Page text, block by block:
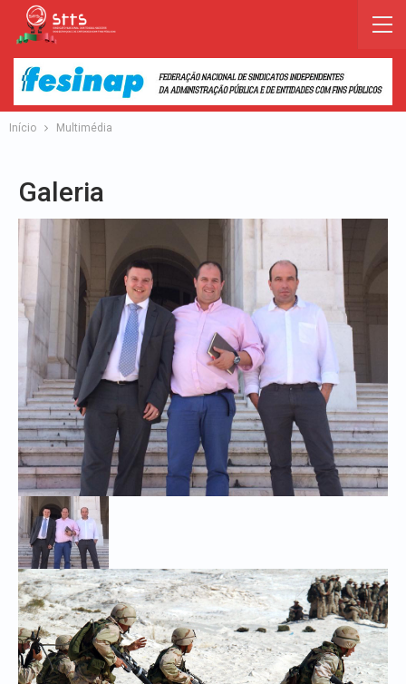
Início Multimédia
Galeria